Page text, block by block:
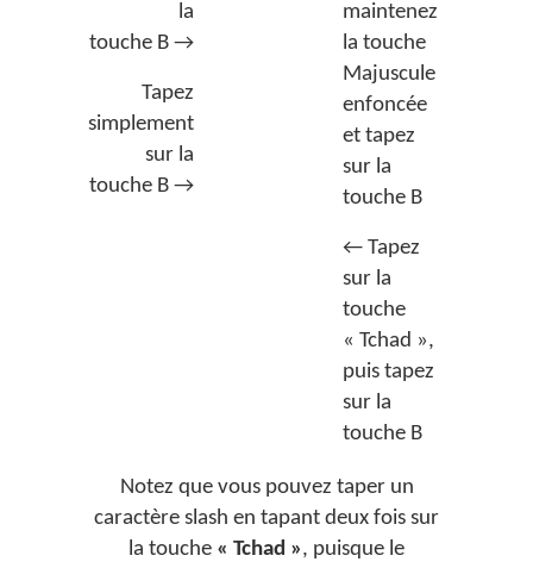
la
touche B →
Tapez
simplement
sur la
touche B →
maintenez
la touche
Majuscule
enfoncée
et tapez
sur la
touche B
← Tapez
sur la
touche
« Tchad »,
puis tapez
sur la
touche B
Notez que vous pouvez taper un
caractère slash en tapant deux fois sur
la touche « Tchad », puisque le